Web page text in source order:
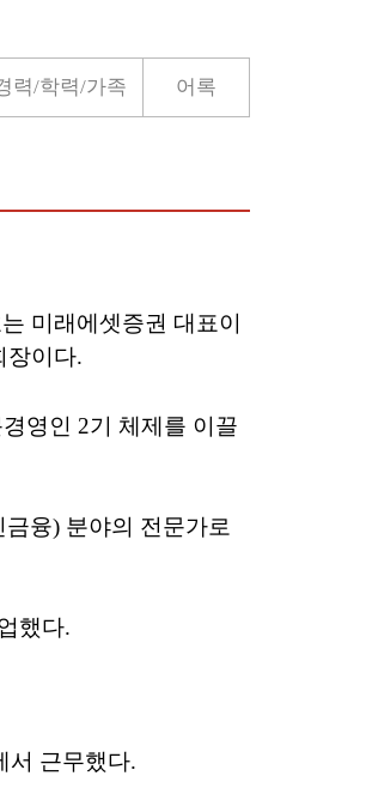
력/학력/가족 어록
미래에셋증권 대표이
장이다.
영인 2기 체제를 이끌
융) 분야의 전문가로
했다.
서 근무했다.